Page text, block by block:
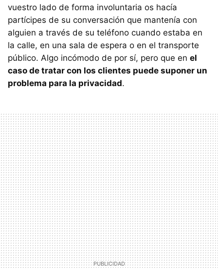
vuestro lado de forma involuntaria os hacía
partícipes de su conversación que mantenía con
alguien a través de su teléfono cuando estaba en
la calle, en una sala de espera o en el transporte
público. Algo incómodo de por sí, pero que en el
caso de tratar con los clientes puede suponer un
problema para la privacidad.